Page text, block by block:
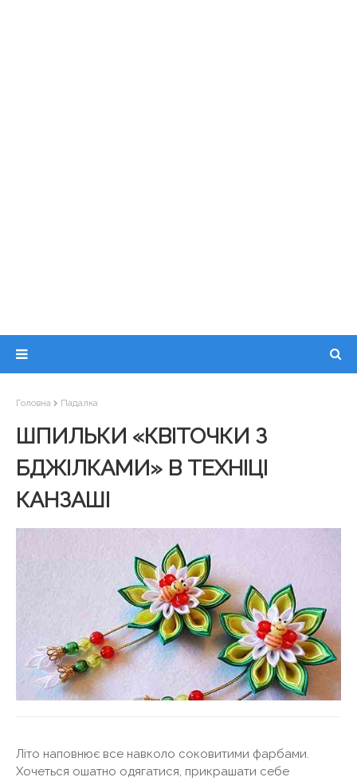
Головна Падалка
ШПИЛЬКИ «КВІТОЧКИ З
БДЖІЛКАМИ» В ТЕХНІЦІ
КАНЗАШІ
Літо наповнює все навколо соковитими фарбами.
Хочеться ошатно одягатися, прикрашати себе